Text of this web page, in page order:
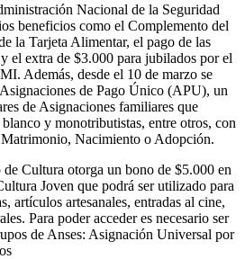
Nacional de la Seguridad
beneficios como el Complemento del
la Tarjeta Alimentar, el pago de las
el extra de $3.000 para jubilados por el
Además, desde el 10 de marzo se
de Pago Único (APU), un
de Asignaciones familiares que
y monotributistas, entre otros, con
Nacimiento o Adopción.
Cultura otorga un bono de $5.000 en
Joven que podrá ser utilizado para
artículos artesanales, entradas al cine,
Para poder acceder es necesario ser
de Anses: Asignación Universal por